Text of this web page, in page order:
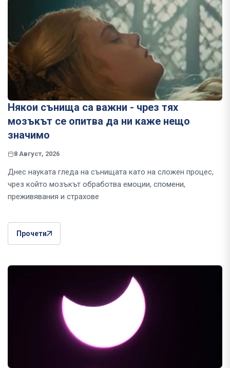
Някои сънища са важни - чрез тях
мозъкът се опитва да ни каже нещо
значимо
8 Август, 2026
Днес науката гледа на сънищата като на сложен процес,
чрез който мозъкът обработва емоции, спомени,
преживявания и страхове
Прочети